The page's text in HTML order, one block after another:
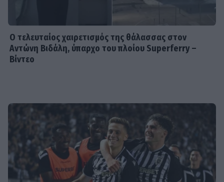
αξεπέραστη!
αποδόσεις από το Pamestoixima.gr
SHOWBIZ
Summer girl η Μπιάνκα Κρασσά! Στη
Μύκονο με τη μητέρα της, Βίκυ Καγιά
– Εντυπωσίασαν με το look τους
Ο τελευταίος χαιρετισμός της θάλασσας στον
Αντώνη Βιδάλη, ύπαρχο του πλοίου Superferry –
Βίντεο